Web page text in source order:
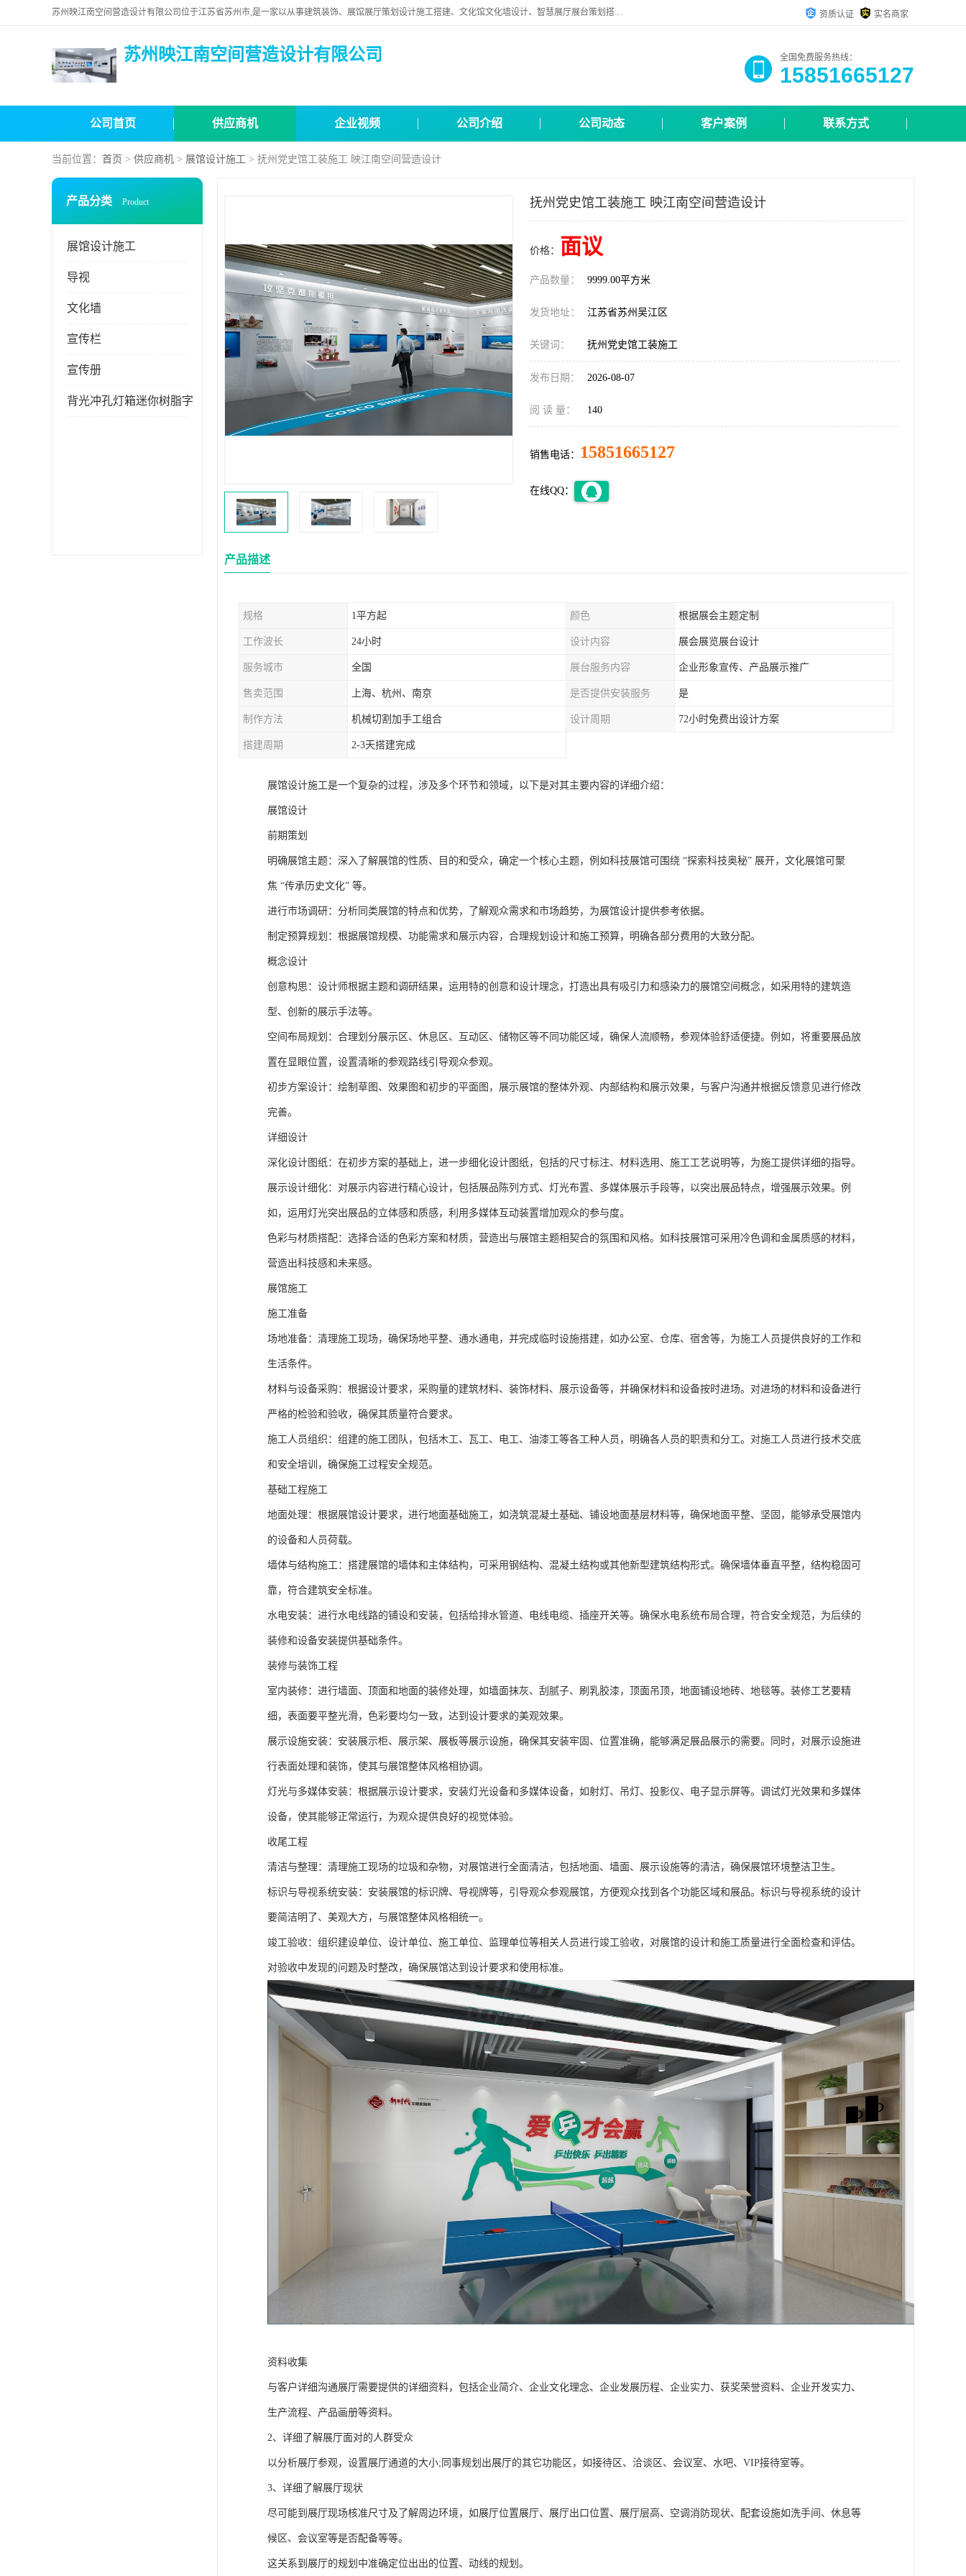
苏州映江南空间营造设计有限公司位于江苏省苏州市,是一家以从事建筑装饰、展馆展厅策划设计施工搭建、文化馆文化墙设计、智慧展厅展台策划搭建和其他建筑装饰装修业为主的企业。 资质认证 实名商家
苏州映江南空间营造设计有限公司 全国免费服务热线：
15851665127
公司首页 供应商机 企业视频 公司介绍 公司动态 客户案例 联系方式
当前位置： 首页 > 供应商机 > 展馆设计施工 > 抚州党史馆工装施工 映江南空间营造设计
产品分类 Product
展馆设计施工
导视
文化墙
宣传栏
宣传册
背光冲孔灯箱迷你树脂字
抚州党史馆工装施工 映江南空间营造设计
价格： 面议
产品数量： 9999.00平方米
发货地址： 江苏省苏州吴江区
关键词： 抚州党史馆工装施工
发布日期： 2026-08-07
阅 读 量： 140
销售电话： 15851665127
在线QQ：
产品描述
规格 1平方起 颜色 根据展会主题定制
工作波长 24小时 设计内容 展会展览展台设计
服务城市 全国 展台服务内容 企业形象宣传、产品展示推广
售卖范围 上海、杭州、南京 是否提供安装服务 是
制作方法 机械切割加手工组合 设计周期 72小时免费出设计方案
搭建周期 2-3天搭建完成
展馆设计施工是一个复杂的过程，涉及多个环节和领域，以下是对其主要内容的详细介绍：
展馆设计
前期策划
明确展馆主题：深入了解展馆的性质、目的和受众，确定一个核心主题，例如科技展馆可围绕 “探索科技奥秘” 展开，文化展馆可聚
焦 “传承历史文化” 等。
进行市场调研：分析同类展馆的特点和优势，了解观众需求和市场趋势，为展馆设计提供参考依据。
制定预算规划：根据展馆规模、功能需求和展示内容，合理规划设计和施工预算，明确各部分费用的大致分配。
概念设计
创意构思：设计师根据主题和调研结果，运用特的创意和设计理念，打造出具有吸引力和感染力的展馆空间概念，如采用特的建筑造
型、创新的展示手法等。
空间布局规划：合理划分展示区、休息区、互动区、储物区等不同功能区域，确保人流顺畅，参观体验舒适便捷。例如，将重要展品放
置在显眼位置，设置清晰的参观路线引导观众参观。
初步方案设计：绘制草图、效果图和初步的平面图，展示展馆的整体外观、内部结构和展示效果，与客户沟通并根据反馈意见进行修改
完善。
详细设计
深化设计图纸：在初步方案的基础上，进一步细化设计图纸，包括的尺寸标注、材料选用、施工工艺说明等，为施工提供详细的指导。
展示设计细化：对展示内容进行精心设计，包括展品陈列方式、灯光布置、多媒体展示手段等，以突出展品特点，增强展示效果。例
如，运用灯光突出展品的立体感和质感，利用多媒体互动装置增加观众的参与度。
色彩与材质搭配：选择合适的色彩方案和材质，营造出与展馆主题相契合的氛围和风格。如科技展馆可采用冷色调和金属质感的材料，
营造出科技感和未来感。
展馆施工
施工准备
场地准备：清理施工现场，确保场地平整、通水通电，并完成临时设施搭建，如办公室、仓库、宿舍等，为施工人员提供良好的工作和
生活条件。
材料与设备采购：根据设计要求，采购量的建筑材料、装饰材料、展示设备等，并确保材料和设备按时进场。对进场的材料和设备进行
严格的检验和验收，确保其质量符合要求。
施工人员组织：组建的施工团队，包括木工、瓦工、电工、油漆工等各工种人员，明确各人员的职责和分工。对施工人员进行技术交底
和安全培训，确保施工过程安全规范。
基础工程施工
地面处理：根据展馆设计要求，进行地面基础施工，如浇筑混凝土基础、铺设地面基层材料等，确保地面平整、坚固，能够承受展馆内
的设备和人员荷载。
墙体与结构施工：搭建展馆的墙体和主体结构，可采用钢结构、混凝土结构或其他新型建筑结构形式。确保墙体垂直平整，结构稳固可
靠，符合建筑安全标准。
水电安装：进行水电线路的铺设和安装，包括给排水管道、电线电缆、插座开关等。确保水电系统布局合理，符合安全规范，为后续的
装修和设备安装提供基础条件。
装修与装饰工程
室内装修：进行墙面、顶面和地面的装修处理，如墙面抹灰、刮腻子、刷乳胶漆，顶面吊顶，地面铺设地砖、地毯等。装修工艺要精
细，表面要平整光滑，色彩要均匀一致，达到设计要求的美观效果。
展示设施安装：安装展示柜、展示架、展板等展示设施，确保其安装牢固、位置准确，能够满足展品展示的需要。同时，对展示设施进
行表面处理和装饰，使其与展馆整体风格相协调。
灯光与多媒体安装：根据展示设计要求，安装灯光设备和多媒体设备，如射灯、吊灯、投影仪、电子显示屏等。调试灯光效果和多媒体
设备，使其能够正常运行，为观众提供良好的视觉体验。
收尾工程
清洁与整理：清理施工现场的垃圾和杂物，对展馆进行全面清洁，包括地面、墙面、展示设施等的清洁，确保展馆环境整洁卫生。
标识与导视系统安装：安装展馆的标识牌、导视牌等，引导观众参观展馆，方便观众找到各个功能区域和展品。标识与导视系统的设计
要简洁明了、美观大方，与展馆整体风格相统一。
竣工验收：组织建设单位、设计单位、施工单位、监理单位等相关人员进行竣工验收，对展馆的设计和施工质量进行全面检查和评估。
对验收中发现的问题及时整改，确保展馆达到设计要求和使用标准。
资料收集
与客户详细沟通展厅需要提供的详细资料，包括企业简介、企业文化理念、企业发展历程、企业实力、获奖荣誉资料、企业开发实力、
生产流程、产品画册等资料。
2、详细了解展厅面对的人群受众
以分析展厅参观，设置展厅通道的大小;同事规划出展厅的其它功能区，如接待区、洽谈区、会议室、水吧、VIP接待室等。
3、详细了解展厅现状
尽可能到展厅现场核准尺寸及了解周边环境，如展厅位置展厅、展厅出口位置、展厅层高、空调消防现状、配套设施如洗手间、休息等
候区、会议室等是否配备等等。
这关系到展厅的规划中准确定位出出的位置、动线的规划。